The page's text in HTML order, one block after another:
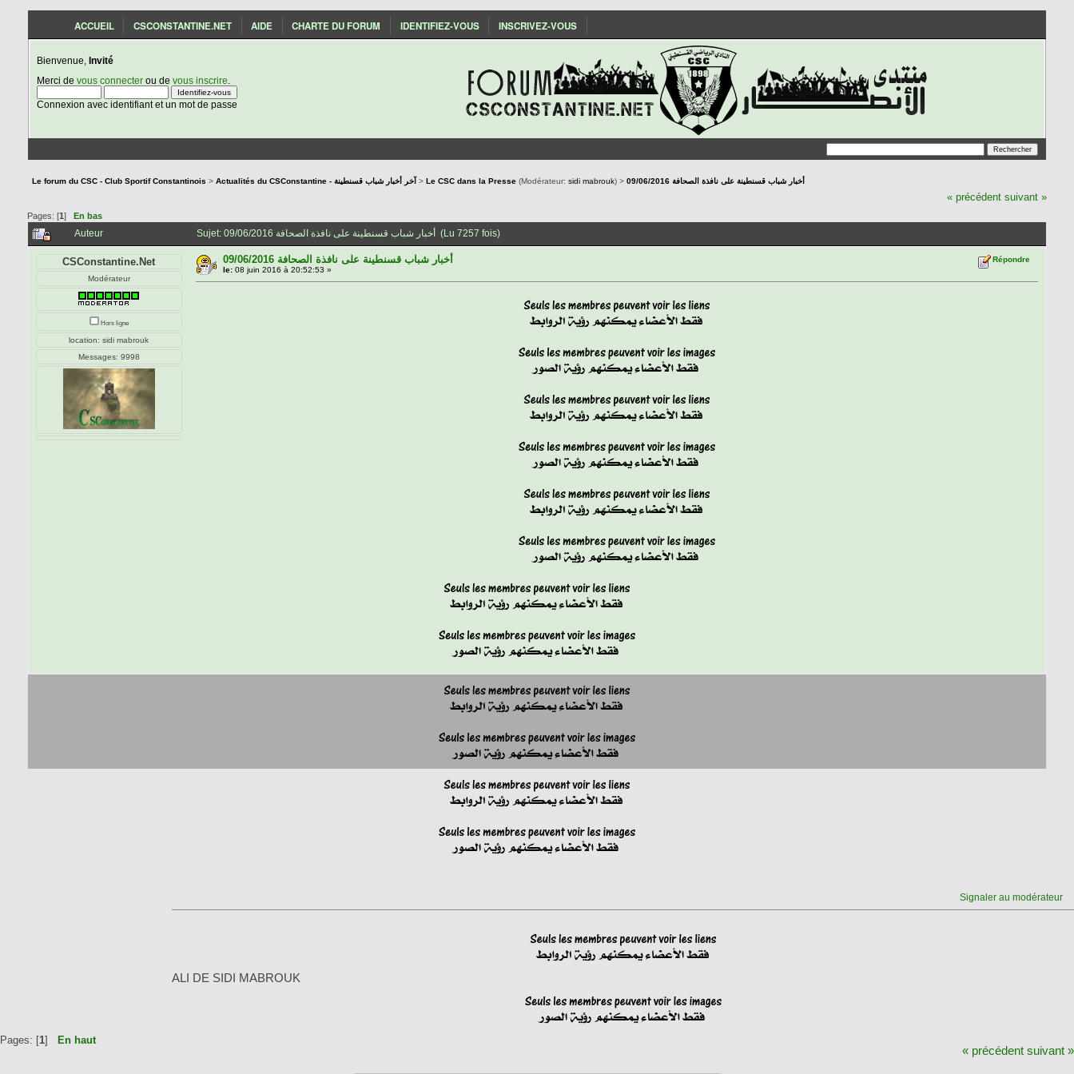
ACCUEIL CSCONSTANTINE.NET AIDE CHARTE DU FORUM IDENTIFIEZ-VOUS INSCRIVEZ-VOUS
Bienvenue, Invité
Merci de vous connecterou de vous inscrire
Connexion avec identifiant et un mot de passe
Le forum du CSC - Club Sportif Constantinois > Actualités du CSConstantine - آخر أخبار شباب قسنطينة >Le CSC dans la Presse (Modérateur:sidi mabrouk) > 09/06/2016 أخبار شباب قسنطينة على نافذة الصحافة
« précédent suivant »
Pages: [1] En bas
Auteur Sujet: 09/06/2016 أخبار شباب قسنطينة على نافذة الصحافة (Lu 7257 fois)
CSConstantine.Net
Modérateur
Hors ligne
location: sidi mabrouk
Messages: 9998
09/06/2016 أخبار شباب قسنطينة على نافذة الصحافة
le:08 juin 2016 à 20:52:53 »
Répondre
Signaler au modérateur
ALI DE SIDI MABROUK
Pages: [1] En haut
« précédent suivant »